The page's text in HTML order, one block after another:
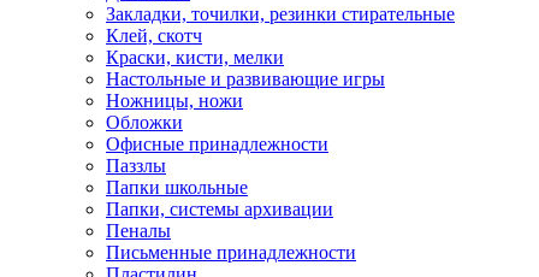
Закладки, точилки, резинки стирательные
Клей, скотч
Краски, кисти, мелки
Настольные и развивающие игры
Ножницы, ножи
Обложки
Офисные принадлежности
Паззлы
Папки школьные
Папки, системы архивации
Пеналы
Письменные принадлежности